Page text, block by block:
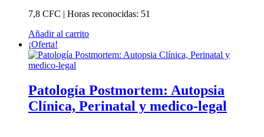
7,8 CFC | Horas reconocidas: 51
Añadir al carrito
¡Oferta!
Patología Postmortem: Autopsia
Clínica, Perinatal y medico-legal